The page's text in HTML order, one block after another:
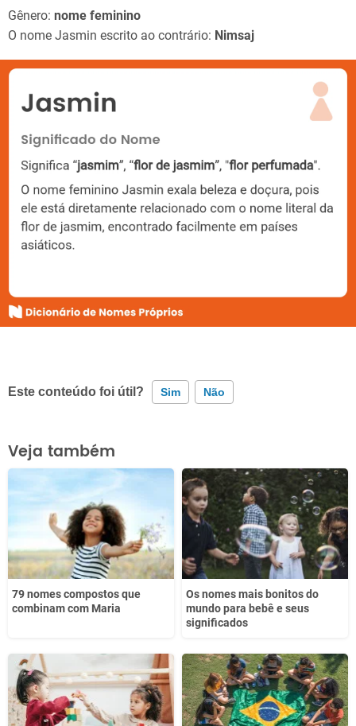
Gênero: nome feminino
O nome Jasmin escrito ao contrário: Nimsaj
Este conteúdo foi útil? Sim Não
Este conteúdo contém informação incorreta
Este conteúdo não tem a informação que procuro
Outro
Veja também
79 nomes compostos que
combinam com Maria
Os nomes mais bonitos do
mundo para bebê e seus
significados